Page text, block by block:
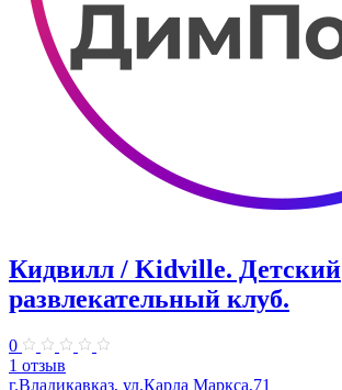
Кидвилл / Kidville. ​​Детский
развлекательный клуб.
0
1 отзыв
г.Владикавказ, ул.​Карла Маркса,71